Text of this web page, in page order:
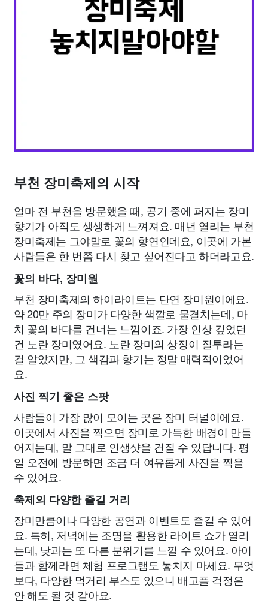
부천 장미축제의 시작
얼마 전 부천을 방문했을 때, 공기 중에 퍼지는 장미
향기가 아직도 생생하게 느껴져요. 매년 열리는 부천
장미축제는 그야말로 꽃의 향연인데요, 이곳에 가본
사람들은 한 번쯤 다시 찾고 싶어진다고 하더라고요.
꽃의 바다, 장미원
부천 장미축제의 하이라이트는 단연 장미원이에요.
약 20만 주의 장미가 다양한 색깔로 물결치는데, 마
치 꽃의 바다를 건너는 느낌이죠. 가장 인상 깊었던
건 노란 장미였어요. 노란 장미의 상징이 질투라는
걸 알았지만, 그 색감과 향기는 정말 매력적이었어
요.
사진 찍기 좋은 스팟
사람들이 가장 많이 모이는 곳은 장미 터널이에요.
이곳에서 사진을 찍으면 장미로 가득한 배경이 만들
어지는데, 말 그대로 인생샷을 건질 수 있답니다. 평
일 오전에 방문하면 조금 더 여유롭게 사진을 찍을
수 있어요.
축제의 다양한 즐길 거리
장미만큼이나 다양한 공연과 이벤트도 즐길 수 있어
요. 특히, 저녁에는 조명을 활용한 라이트 쇼가 열리
는데, 낮과는 또 다른 분위기를 느낄 수 있어요. 아이
들과 함께라면 체험 프로그램도 놓치지 마세요. 무엇
보다, 다양한 먹거리 부스도 있으니 배고플 걱정은
안 해도 될 것 같아요.